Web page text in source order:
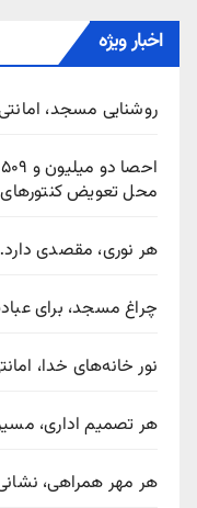
اخبار ویژه
روشنایی مسجد،
محل تعویض
هر نوری، مقصدی
چراغ مسجد، برای
نور خانه‌های خدا،
هر تصمیم اداری،
هر مهر همراهی،